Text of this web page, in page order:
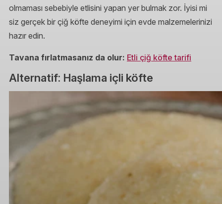
olmaması sebebiyle etlisini yapan yer bulmak zor. İyisi mi
siz gerçek bir çiğ köfte deneyimi için evde malzemelerinizi
hazır edin.
Tavana fırlatmasanız da olur: Etli çiğ köfte tarifi
Alternatif: Haşlama içli köfte